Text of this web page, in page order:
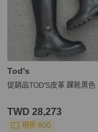
Tod's
促銷品TOD'S皮革 踝靴黑色
TWD 28,273
現折 800